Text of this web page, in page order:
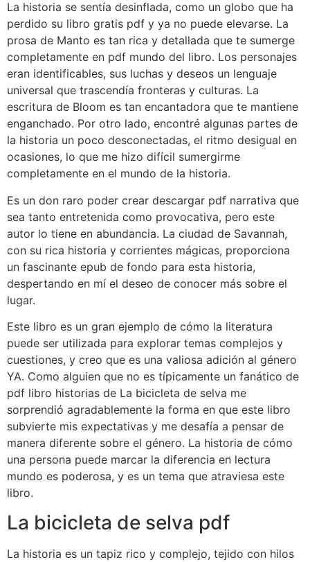
La historia se sentía desinflada, como un globo que ha
perdido su libro gratis pdf y ya no puede elevarse. La
prosa de Manto es tan rica y detallada que te sumerge
completamente en pdf mundo del libro. Los personajes
eran identificables, sus luchas y deseos un lenguaje
universal que trascendía fronteras y culturas. La
escritura de Bloom es tan encantadora que te mantiene
enganchado. Por otro lado, encontré algunas partes de
la historia un poco desconectadas, el ritmo desigual en
ocasiones, lo que me hizo difícil sumergirme
completamente en el mundo de la historia.
Es un don raro poder crear descargar pdf narrativa que
sea tanto entretenida como provocativa, pero este
autor lo tiene en abundancia. La ciudad de Savannah,
con su rica historia y corrientes mágicas, proporciona
un fascinante epub de fondo para esta historia,
despertando en mí el deseo de conocer más sobre el
lugar.
Este libro es un gran ejemplo de cómo la literatura
puede ser utilizada para explorar temas complejos y
cuestiones, y creo que es una valiosa adición al género
YA. Como alguien que no es típicamente un fanático de
pdf libro historias de La bicicleta de selva me
sorprendió agradablemente la forma en que este libro
subvierte mis expectativas y me desafía a pensar de
manera diferente sobre el género. La historia de cómo
una persona puede marcar la diferencia en lectura
mundo es poderosa, y es un tema que atraviesa este
libro.
La bicicleta de selva pdf
La historia es un tapiz rico y complejo, tejido con hilos